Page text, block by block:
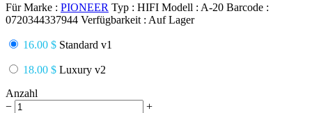
Für Marke : PIONEER Typ : HIFI Modell : A-20 Barcode :
0720344337944 Verfügbarkeit : Auf Lager
16.00 $ Standard v1
18.00 $ Luxury v2
Anzahl
−
+